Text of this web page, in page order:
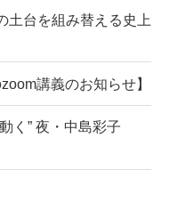
土台を組み替える史上
講義のお知らせ】
く” 夜・中島彩子